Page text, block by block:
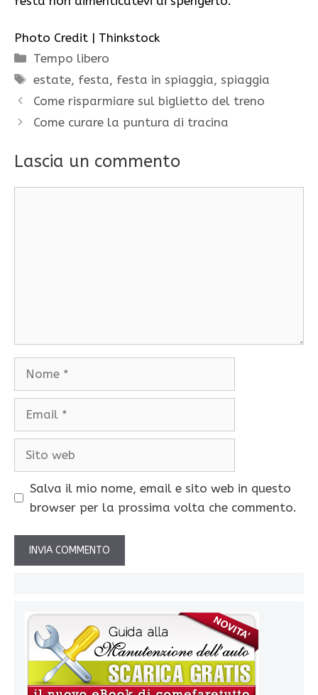
Photo Credit | Thinkstock
Categorie
Tempo libero
Tag
estate, festa, festa in spiaggia,spiaggia
Come risparmiare sul biglietto del treno
Come curare la puntura di tracina
Lascia un commento
Salva il mio nome, email e sito web in questo
browser per la prossima volta che commento.